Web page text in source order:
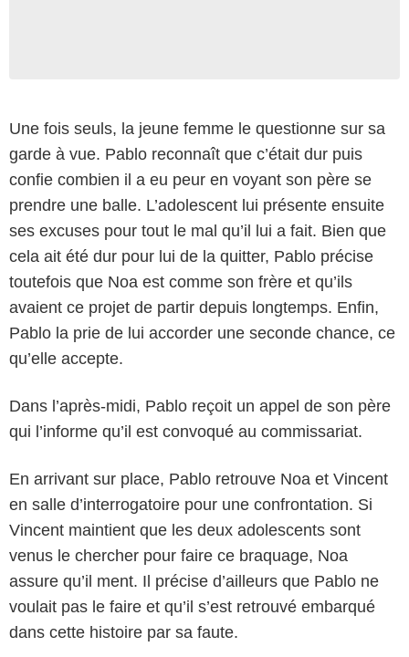
Une fois seuls, la jeune femme le questionne sur sa
garde à vue. Pablo reconnaît que c’était dur puis
confie combien il a eu peur en voyant son père se
prendre une balle. L’adolescent lui présente ensuite
ses excuses pour tout le mal qu’il lui a fait. Bien que
cela ait été dur pour lui de la quitter, Pablo précise
toutefois que Noa est comme son frère et qu’ils
avaient ce projet de partir depuis longtemps. Enfin,
Pablo la prie de lui accorder une seconde chance, ce
qu’elle accepte.
Dans l’après-midi, Pablo reçoit un appel de son père
qui l’informe qu’il est convoqué au commissariat.
En arrivant sur place, Pablo retrouve Noa et Vincent
en salle d’interrogatoire pour une confrontation. Si
Vincent maintient que les deux adolescents sont
venus le chercher pour faire ce braquage, Noa
assure qu’il ment. Il précise d’ailleurs que Pablo ne
voulait pas le faire et qu’il s’est retrouvé embarqué
dans cette histoire par sa faute.